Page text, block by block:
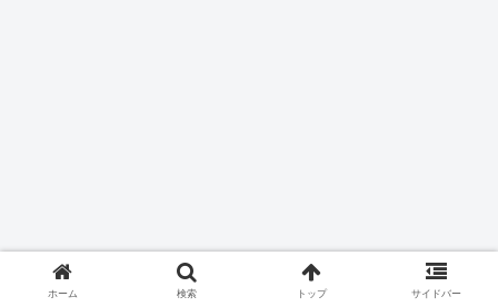
ホーム 検索 トップ サイドバー